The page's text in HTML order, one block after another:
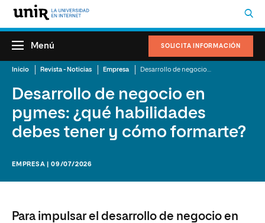
SOLICITA INFORMACIÓN
Menú
Inicio Revista - Noticias Empresa
Desarrollo de negocio en
pymes: ¿qué habilidades
debes tener y cómo formarte?
EMPRESA | 09/07/2026
Para impulsar el desarrollo de negocio en